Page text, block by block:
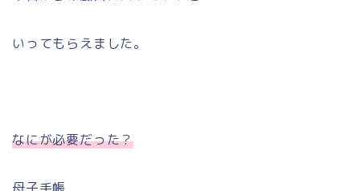
いってもらえました。
なにが必要だった？